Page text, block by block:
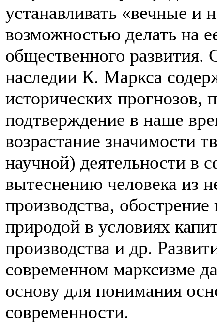
устанавливать «вечные и
возможностью делать на
общественного развития.
наследии К. Маркса
исторических прогнозов,
подтверждение в наше
возрастание значимости
научной) деятельности в
вытеснению человека из
производства,
природой в условиях
производства и др.
современном марксизме
основу для понимания
современности.